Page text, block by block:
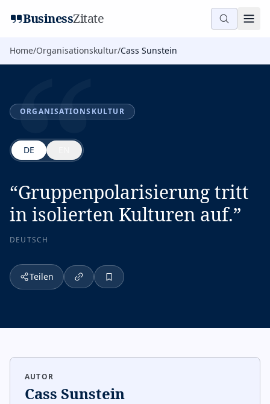
BusinessZitate
Home/Organisationskultur/Cass Sunstein
“
ORGANISATIONSKULTUR
DE
“Gruppenpolarisierung tritt
in isolierten Kulturen auf.”
DEUTSCH
Teilen
AUTOR
Cass Sunstein